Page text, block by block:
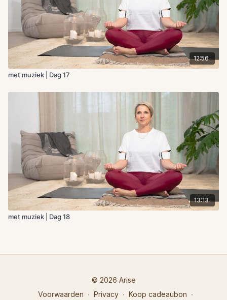
12:56
met muziek | Dag 17
13:13
met muziek | Dag 18
© 2026 Arise
Voorwaarden ∙ Privacy ∙ Koop cadeaubon ∙